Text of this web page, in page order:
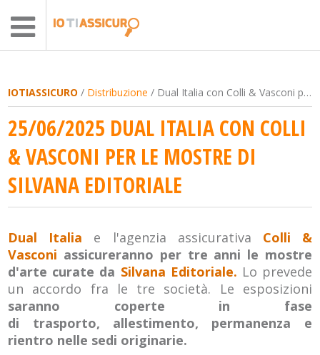
IOTIASSICURO / Distribuzione / Dual Italia con Colli & Vasconi per le mostre di Silvana Editoriale
25/06/2025 DUAL ITALIA CON COLLI
& VASCONI PER LE MOSTRE DI
SILVANA EDITORIALE
Dual Italia e l'agenzia assicurativa Colli &
Vasconi assicureranno per tre anni le mostre
d'arte curate da Silvana Editoriale. Lo prevede
un accordo fra le tre società. Le esposizioni
saranno coperte in fase
di trasporto, allestimento, permanenza e
rientro nelle sedi originarie.